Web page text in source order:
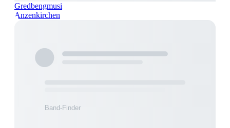
Gredbengmusi
Anzenkirchen